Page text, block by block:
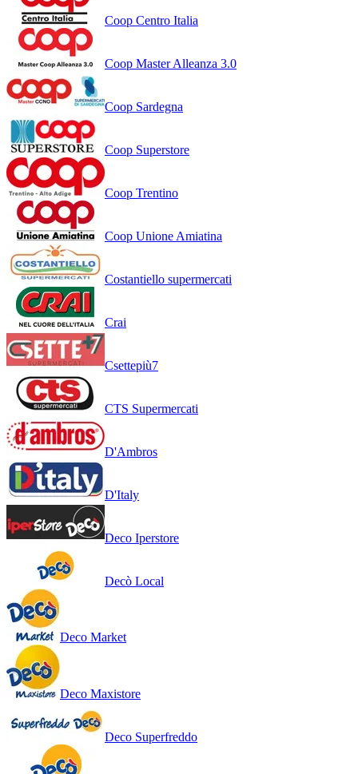
Coop Centro Italia
Coop Master Alleanza 3.0
Coop Sardegna
Coop Superstore
Coop Trentino
Coop Unione Amiatina
Costantiello supermercati
Crai
Csettepiù7
CTS Supermercati
D'Ambros
D'Italy
Deco Iperstore
Decò Local
Deco Market
Deco Maxistore
Deco Superfreddo